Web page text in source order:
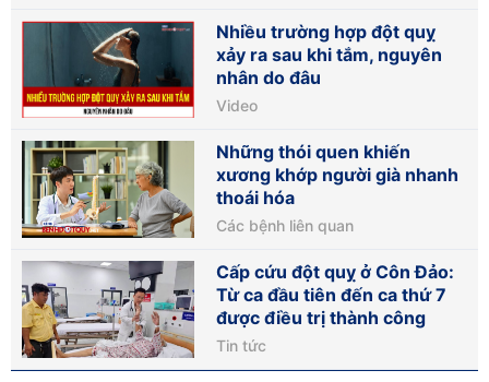
Nhiều trường hợp đột quỵ
xảy ra sau khi tắm, nguyên
nhân do đâu
Video
Những thói quen khiến
xương khớp người già nhanh
thoái hóa
Các bệnh liên quan
Cấp cứu đột quỵ ở Côn Đảo:
Từ ca đầu tiên đến ca thứ 7
được điều trị thành công
Tin tức